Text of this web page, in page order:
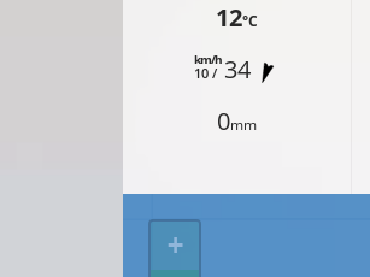
12°C
10 /
km/h 34
0mm
+